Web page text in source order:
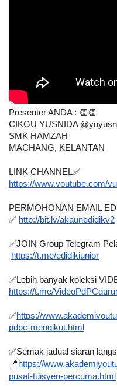
Presenter ANDA : 👏👏
CIKGU YUSNIDA
SMK HAMZAH
MACHANG, KELANTAN
LINK CHANNEL✅
https://www.youtube.com/
PERMOHONAN EMAIL
✅ http://bit.ly/akaunedidikv2
✅JOIN Group Telegram
https://t.me/edidikjunior
✅Lebih banyak koleksi
https://t.me/
✅https://
pdpc-mengikut.html
✅Semak jadual siaran
📍 https://
pusat-tuisyen-percuma.html